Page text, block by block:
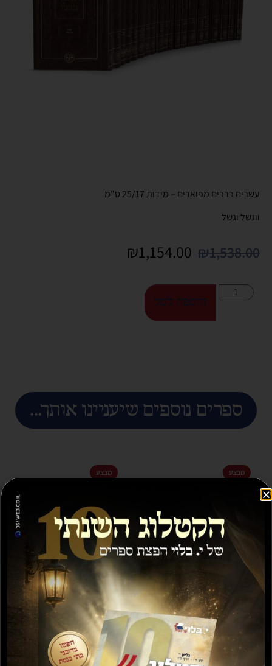
עשרים כרכים מפוארים – מידות 25/17 ס"מ
ווגשל וגשל
₪1,538.00
₪1,154.00
הוספה לסל
ספרים נוספים שיעניינו אותך...
מבצע
ש"ס נהרדעא החדש, 22
כרכים
3,369.00 ₪2,527.00
מבצע
ש"ס נהרדעא החדש, 20
3,000.00 ₪2,250.00